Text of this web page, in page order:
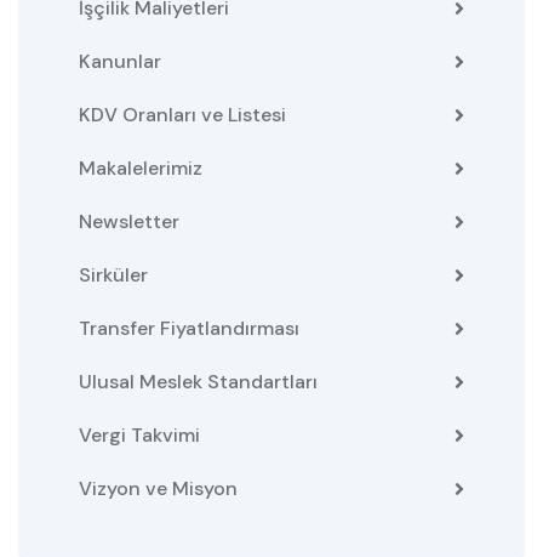
İşçilik Maliyetleri
Kanunlar
KDV Oranları ve Listesi
Makalelerimiz
Newsletter
Sirküler
Transfer Fiyatlandırması
Ulusal Meslek Standartları
Vergi Takvimi
Vizyon ve Misyon